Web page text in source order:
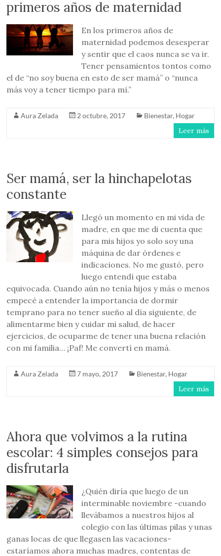
primeros años de maternidad
En los primeros años de
maternidad podemos desesperar
y sentir que el caos nunca se va ir.
Tener pensamientos tontos como
el de “no soy buena en esto de ser mamá” o “nunca
más voy a tener tiempo para mí.”
Aura Zelada 2 octubre, 2017 Bienestar, Hogar
Leer más
Ser mamá, ser la hinchapelotas
constante
Llegó un momento en mi vida de
madre, en que me di cuenta que
para mis hijos yo solo soy una
máquina de dar órdenes e
indicaciones. No me gustó, pero
luego entendí que estaba
equivocada. Cuando aún no tenía hijos y más o menos
empecé a entender la importancia de dormir
temprano para no tener sueño al día siguiente, de
alimentarme bien y cuidar mi salud, de hacer
ejercicios, de ocuparme de tener una buena relación
con mi familia… ¡Paf! Me convertí en mamá.
Aura Zelada 7 mayo, 2017 Bienestar, Hogar
Leer más
Ahora que volvimos a la rutina
escolar: 4 simples consejos para
disfrutarla
¿Quién diría que luego de un
interminable noviembre -cuando
llevábamos a nuestros hijos al
colegio con las últimas pilas y unas
ganas locas de que llegasen las vacaciones-
estaríamos ahora muchas madres, contentas de